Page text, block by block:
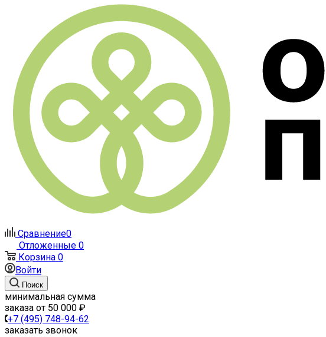
Сравнение0
Отложенные 0
Корзина 0
Войти
Поиск
минимальная сумма
заказа от 50 000 ₽
+7 (495) 748-94-62
заказать звонок